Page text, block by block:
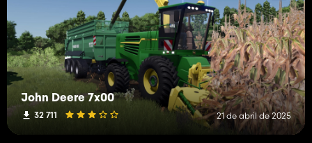
John Deere 7x00
32 711 21 de abril de 2025